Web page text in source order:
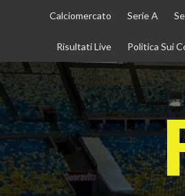
Calciomercato Serie A
Risultati Live Politica Sui